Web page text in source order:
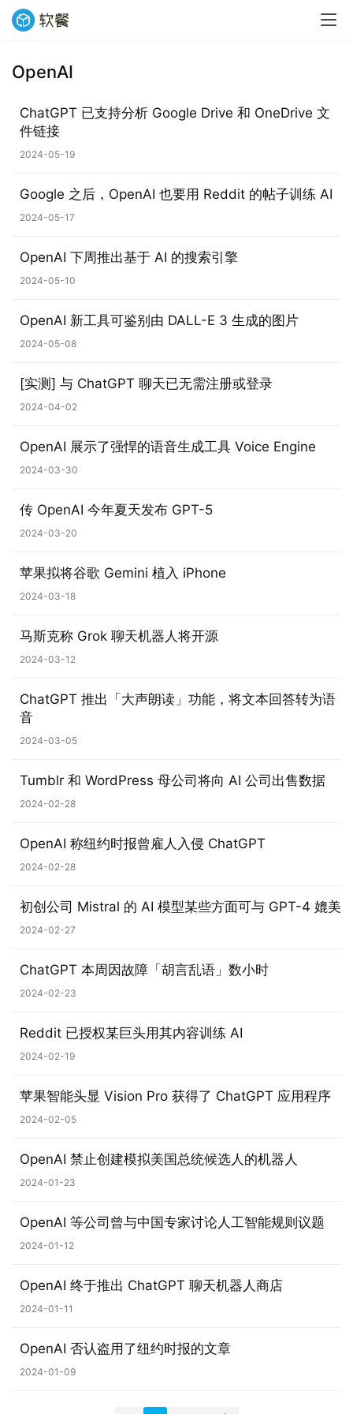
业
W
1
n
1
P
软
件
安
卓
苹
果
关
于
OpenAI
ChatGPT 已支持分析 Google Drive 和 OneDrive 文
件链接
2024-05-19
Google 之后，OpenAI 也要用 Reddit 的帖子训练 AI
2024-05-17
OpenAI 下周推出基于 AI 的搜索引擎
2024-05-10
OpenAI 新工具可鉴别由 DALL-E 3 生成的图片
2024-05-08
[实测] 与 ChatGPT 聊天已无需注册或登录
2024-04-02
OpenAI 展示了强悍的语音生成工具 Voice Engine
2024-03-30
传 OpenAI 今年夏天发布 GPT-5
2024-03-20
苹果拟将谷歌 Gemini 植入 iPhone
2024-03-18
马斯克称 Grok 聊天机器人将开源
2024-03-12
ChatGPT 推出「大声朗读」功能，将文本回答转为语
音
2024-03-05
Tumblr 和 WordPress 母公司将向 AI 公司出售数据
2024-02-28
OpenAI 称纽约时报曾雇人入侵 ChatGPT
2024-02-28
初创公司 Mistral 的 AI 模型某些方面可与 GPT-4 媲美
2024-02-27
ChatGPT 本周因故障「胡言乱语」数小时
2024-02-23
Reddit 已授权某巨头用其内容训练 AI
2024-02-19
苹果智能头显 Vision Pro 获得了 ChatGPT 应用程序
2024-02-05
OpenAI 禁止创建模拟美国总统候选人的机器人
2024-01-23
OpenAI 等公司曾与中国专家讨论人工智能规则议题
2024-01-12
OpenAI 终于推出 ChatGPT 聊天机器人商店
2024-01-11
OpenAI 否认盗用了纽约时报的文章
2024-01-09